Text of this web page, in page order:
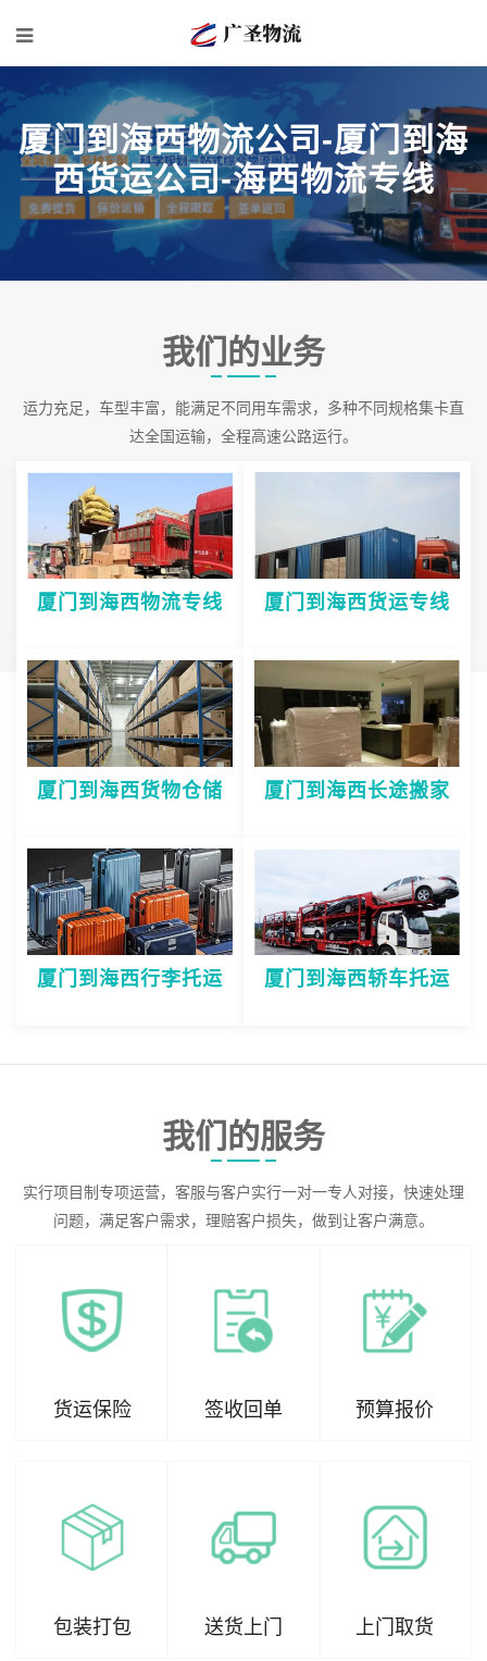
厦门到海西物流公司-厦门到海
西货运公司-海西物流专线
我们的业务
运力充足，车型丰富，能满足不同用车需求，多种不同规格集卡直
达全国运输，全程高速公路运行。
厦门到海西物流专线 厦门到海西货运专线
厦门到海西货物仓储 厦门到海西长途搬家
厦门到海西行李托运 厦门到海西轿车托运
我们的服务
实行项目制专项运营，客服与客户实行一对一专人对接，快速处理
问题，满足客户需求，理赔客户损失，做到让客户满意。
货运保险 签收回单 预算报价
包装打包 送货上门 上门取货